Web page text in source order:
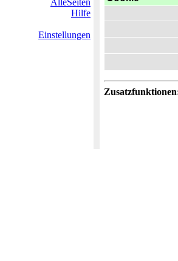
AlleSeiten
Hilfe
Einstellungen